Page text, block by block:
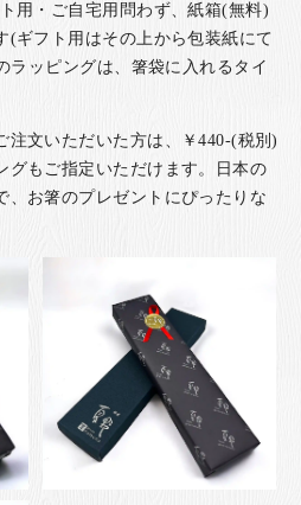
用・ご自宅用問わず、紙箱(無料)
(ギフト用はその上から包装紙にて
ラッピングは、箸袋に入れるタイ
注文いただいた方は、￥440-(税別)
グもご指定いただけます。日本の
、お箸のプレゼントにぴったりな